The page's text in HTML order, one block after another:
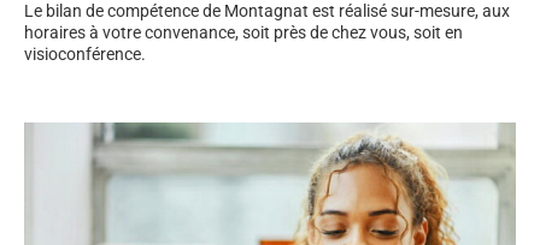
Le bilan de compétence de Montagnat est réalisé sur-mesure, aux
horaires à votre convenance, soit près de chez vous, soit en
visioconférence.